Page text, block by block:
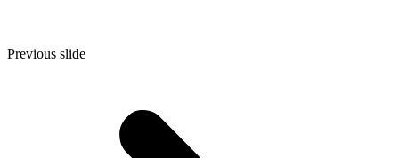
Previous slide